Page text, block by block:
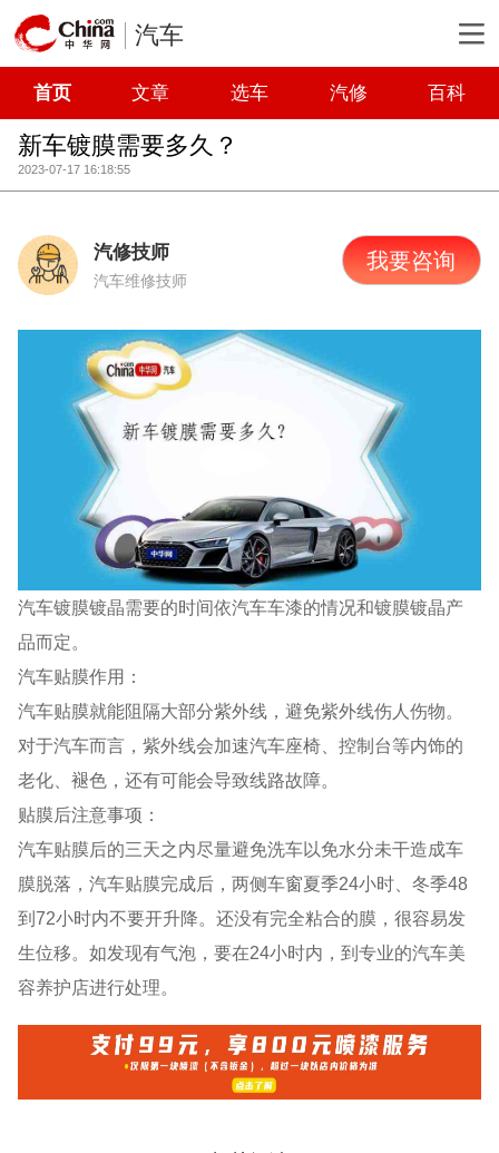
汽车
首页 文章 选车 汽修 百科
新车镀膜需要多久？
2023-07-17 16:18:55
汽修技师
汽车维修技师
我要咨询
汽车镀膜镀晶需要的时间依汽车车漆的情况和镀膜镀晶产
品而定。
汽车贴膜作用：
汽车贴膜就能阻隔大部分紫外线，避免紫外线伤人伤物。
对于汽车而言，紫外线会加速汽车座椅、控制台等内饰的
老化、褪色，还有可能会导致线路故障。
贴膜后注意事项：
汽车贴膜后的三天之内尽量避免洗车以免水分未干造成车
膜脱落，汽车贴膜完成后，两侧车窗夏季24小时、冬季48
到72小时内不要开升降。还没有完全粘合的膜，很容易发
生位移。如发现有气泡，要在24小时内，到专业的汽车美
容养护店进行处理。